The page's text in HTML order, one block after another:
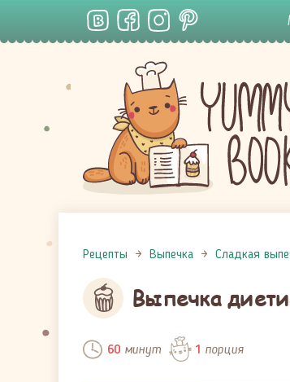
Рецепты Выпечка Сладкая
Выпечка
60минут 1 порция